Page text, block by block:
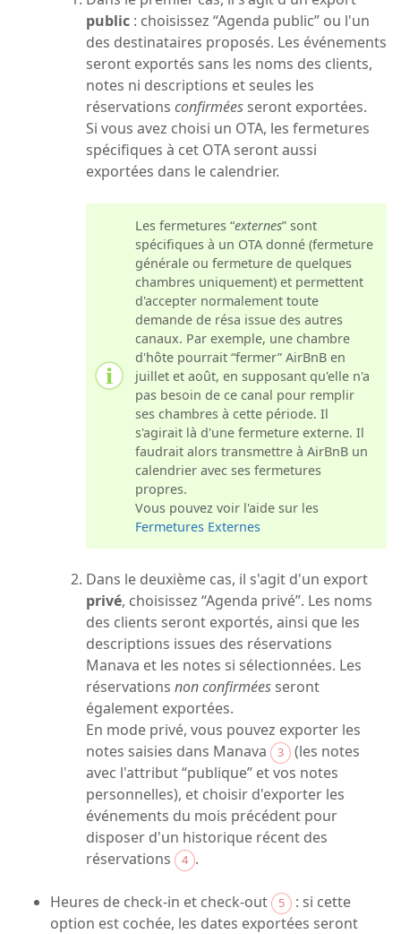
public : choisissez “Agenda public” ou l'un
des destinataires proposés. Les événements
seront exportés sans les noms des clients,
notes ni descriptions et seules les
réservations confirmées seront exportées.
Si vous avez choisi un OTA, les fermetures
spécifiques à cet OTA seront aussi
exportées dans le calendrier.
Les fermetures “externes” sont
spécifiques à un OTA donné (fermeture
générale ou fermeture de quelques
chambres uniquement) et permettent
d'accepter normalement toute
demande de résa issue des autres
canaux. Par exemple, une chambre
d'hôte pourrait “fermer” AirBnB en
juillet et août, en supposant qu'elle n'a
pas besoin de ce canal pour remplir
ses chambres à cette période. Il
s'agirait là d'une fermeture externe. Il
faudrait alors transmettre à AirBnB un
calendrier avec ses fermetures
propres.
Vous pouvez voir l'aide sur les
Fermetures Externes
Dans le deuxième cas, il s'agit d'un export
privé, choisissez “Agenda privé”. Les noms
des clients seront exportés, ainsi que les
descriptions issues des réservations
Manava et les notes si sélectionnées. Les
réservations non confirmées seront
également exportées.
En mode privé, vous pouvez exporter les
notes saisies dans Manava
3
(les notes
avec l'attribut “publique” et vos notes
personnelles), et choisir d'exporter les
événements du mois précédent pour
disposer d'un historique récent des
réservations
4 .
Heures de check-in et check-out 5
: si cette
option est cochée, les dates exportées seront